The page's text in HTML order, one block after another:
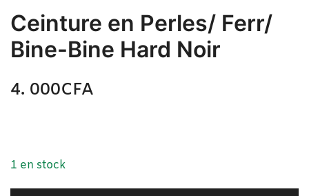
Ceinture en Perles/ Ferr/
Bine-Bine Hard Noir
4. 000CFA
1 en stock